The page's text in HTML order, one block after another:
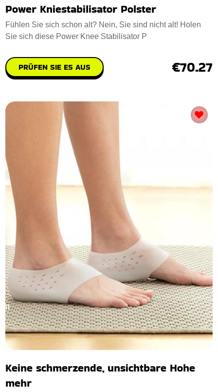
Power Kniestabilisator Polster
Fühlen Sie sich schon alt? Nein, Sie sind nicht alt! Holen
Sie sich diese Power Knee Stabilisator P
PRÜFEN SIE ES AUS €70.27
Keine schmerzende, unsichtbare Hohe
mehr